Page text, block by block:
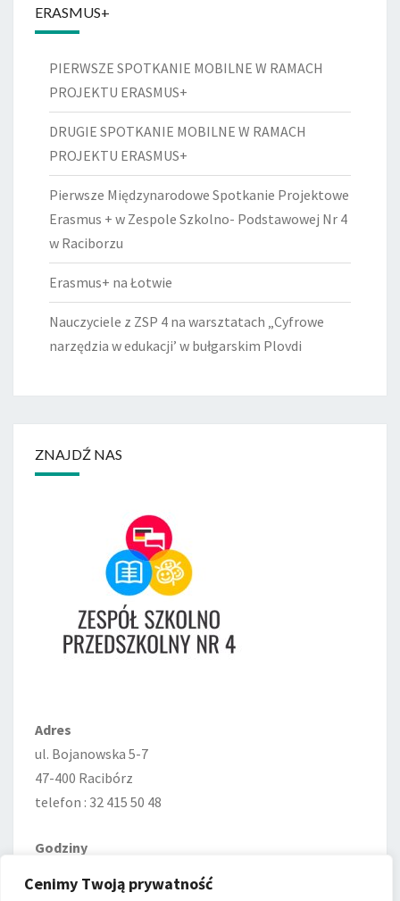
Cenimy Twoją prywatność
ERASMUS+
PIERWSZE SPOTKANIE MOBILNE W RAMACH
PROJEKTU ERASMUS+
DRUGIE SPOTKANIE MOBILNE W RAMACH
PROJEKTU ERASMUS+
Pierwsze Międzynarodowe Spotkanie Projektowe
Erasmus + w Zespole Szkolno- Podstawowej Nr 4
w Raciborzu
Erasmus+ na Łotwie
Nauczyciele z ZSP 4 na warsztatach „Cyfrowe
narzędzia w edukacji’ w bułgarskim Plovdi
ZNAJDŹ NAS
Adres
ul. Bojanowska 5-7
47-400 Racibórz
telefon : 32 415 50 48
Godziny
7:00–15:00